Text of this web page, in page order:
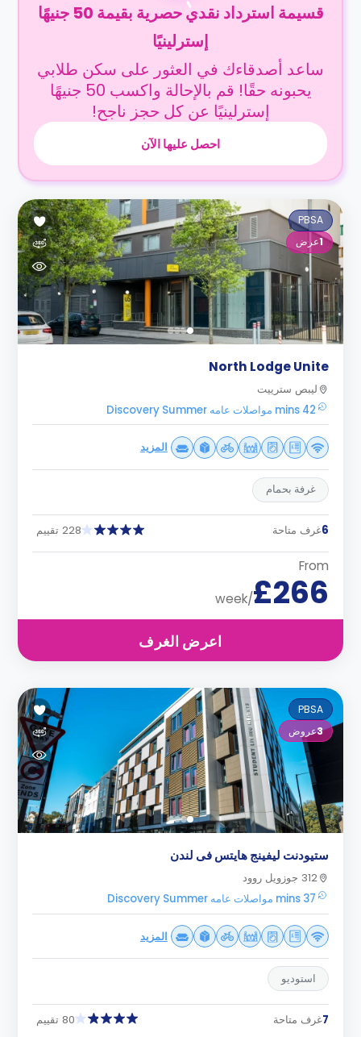
قسيمة استرداد نقدي حصرية بقيمة 50 جنيهًا
إسترلينيًا
ساعد أصدقاءك في العثور على سكن طلابي
يحبونه حقًا! قم بالإحالة واكسب 50 جنيهًا
إسترلينيًا عن كل حجز ناجح!
احصل عليها الآن
PBSA
1عرض
North Lodge Unite
ليبص سترييت
42 mins مواصلات عامه Discovery Summer
المزيد
غرفة بحمام
6غرف متاحة 228 تقييم
From
£266
/week
اعرض الغرف
PBSA
3عروض
ستيودنت ليفينج هايتس فى لندن
312 جوزويل روود
37 mins مواصلات عامه Discovery Summer
المزيد
استوديو
7غرف متاحة 80 تقييم